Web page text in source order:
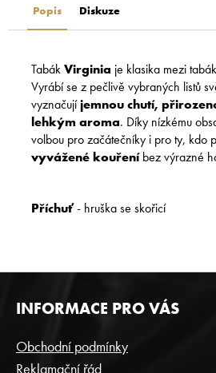
Popis Diskuze
TabákVirginia je klasika mezi
Vyrábí se z pečlivě vybraných listů
vyznačujíjemnou chutí,
lehkým aroma. Díky nízkému
volbou pro začátečníky i pro ty, kdo
vyvážené kouřeníbez výrazné
Příchuť- hruška se skořicí
Z
Á
P
A
INFORMACE PRO VÁS
Obchodní podmínky
Reklamační řád